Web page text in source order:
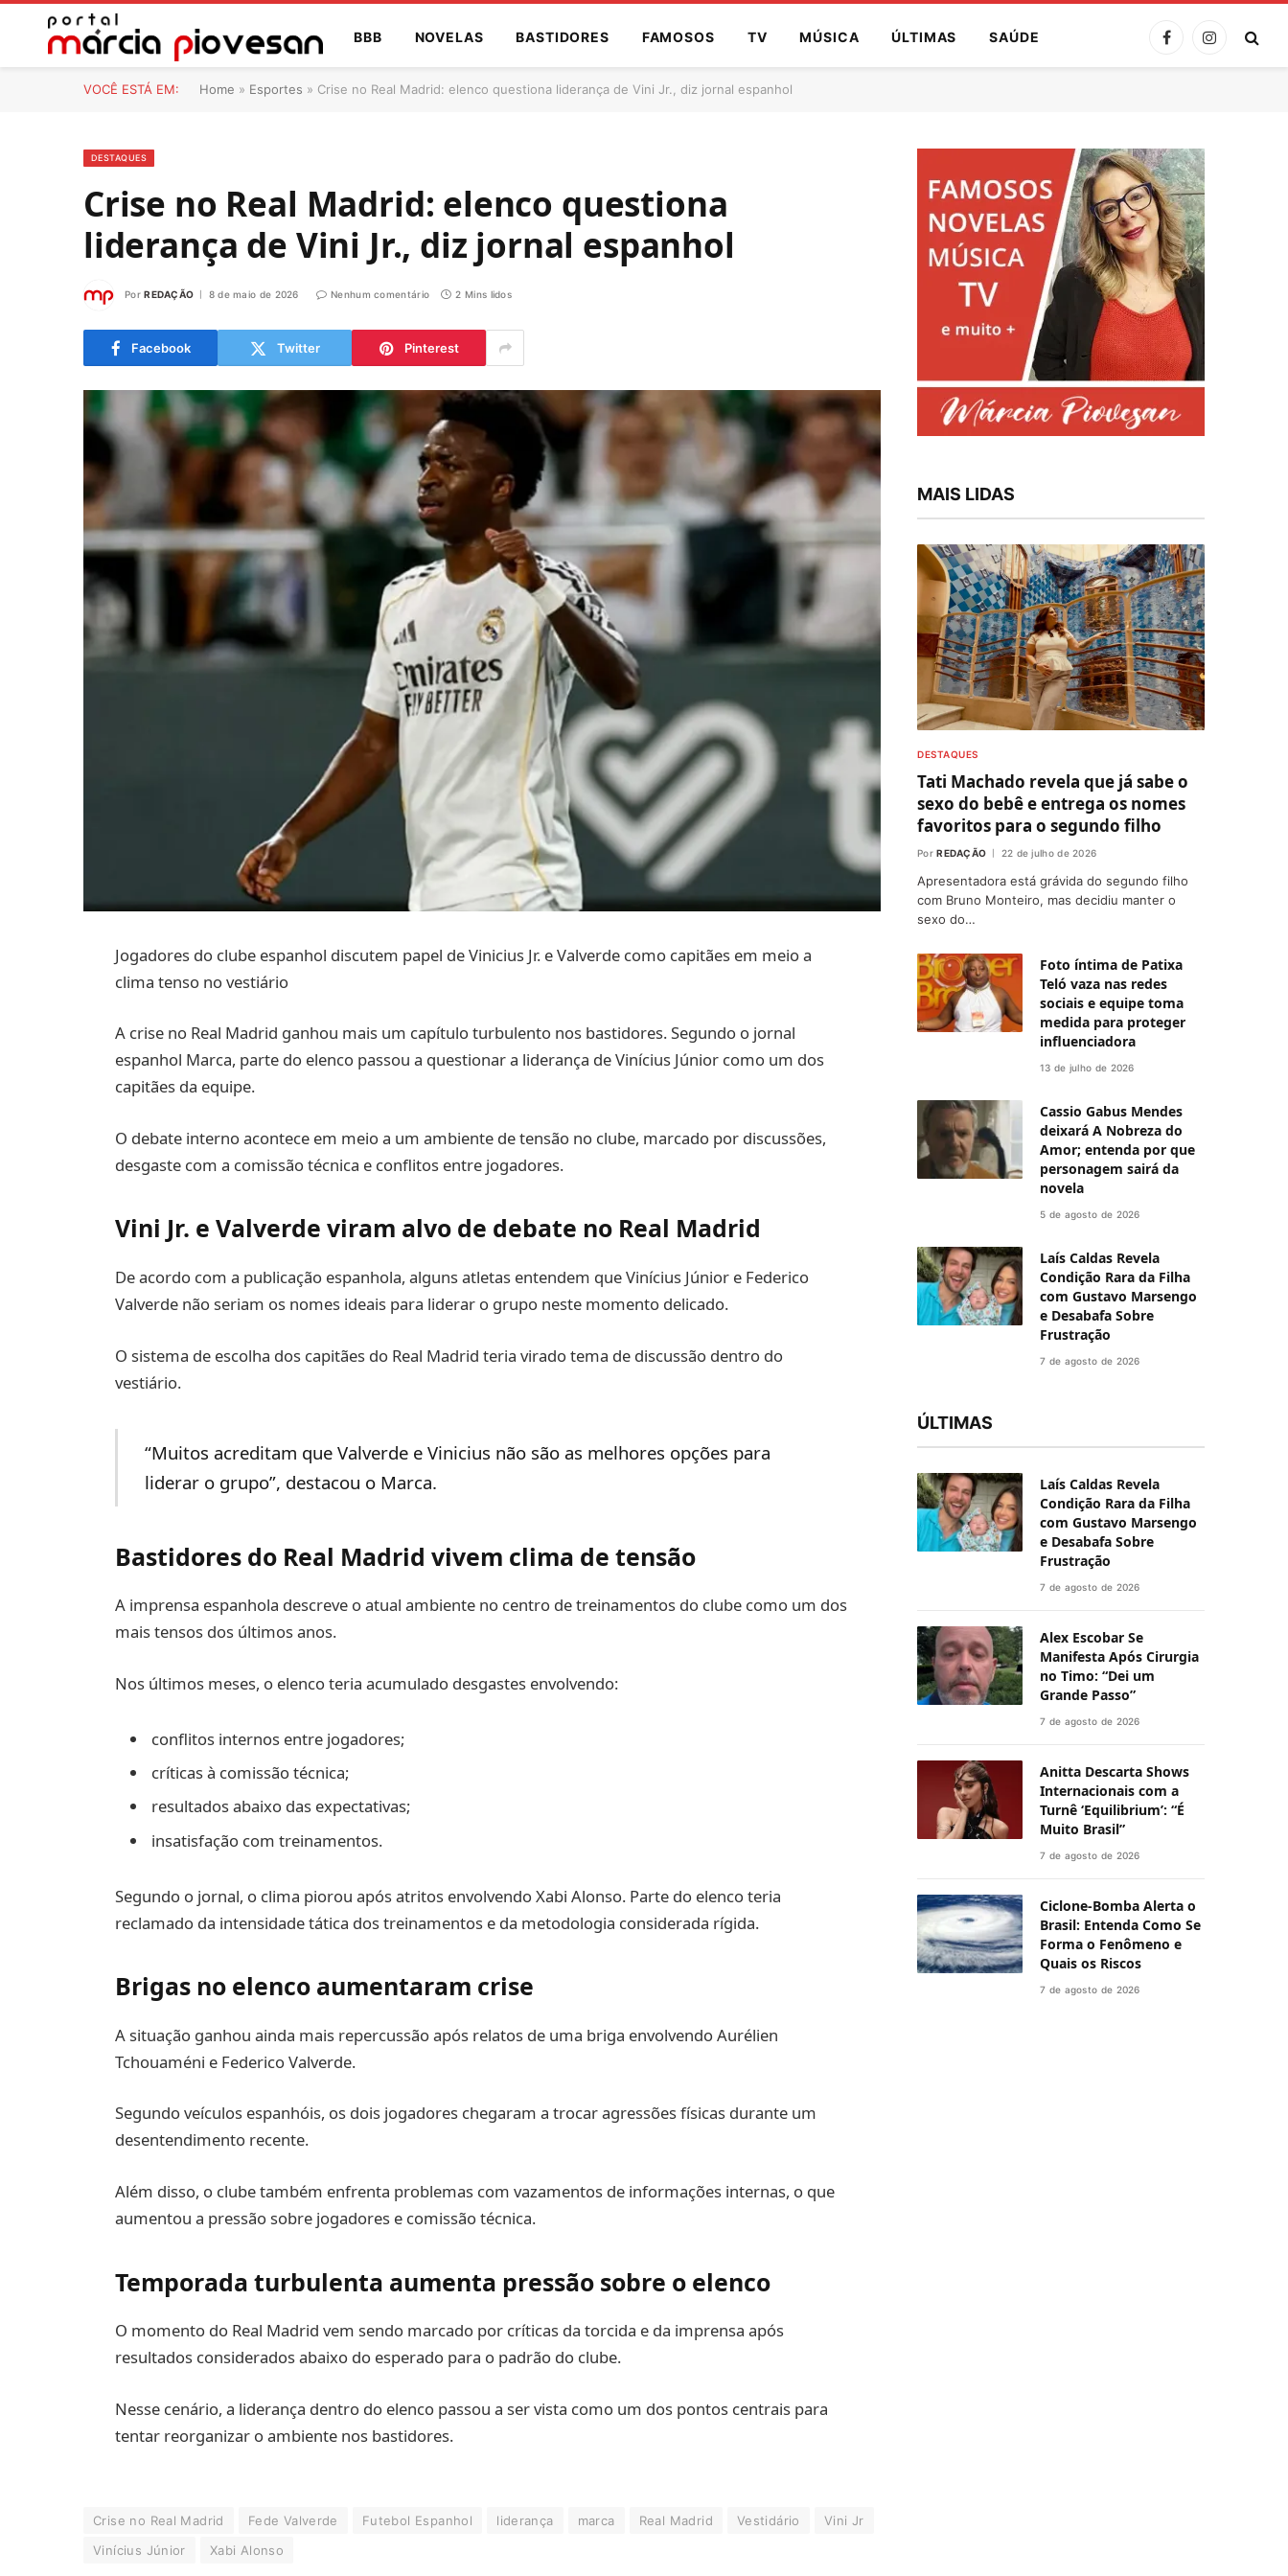
BBB NOVELAS BASTIDORES FAMOSOS TV MÚSICA ÚLTIMAS SAÚDE FacebookInstagram
VOCÊ ESTÁ EM: Home » Esportes » Crise no Real Madrid: elenco questiona liderança de Vini Jr., diz jornal espanhol
DESTAQUES
Crise no Real Madrid: elenco questiona
liderança de Vini Jr., diz jornal espanhol
Por REDAÇÃO 8 de maio de 2026 Nenhum comentário 2 Mins lidos
Facebook Twitter Pinterest
Jogadores do clube espanhol discutem papel de Vinicius Jr. e Valverde como capitães em meio a
clima tenso no vestiário
A crise no Real Madrid ganhou mais um capítulo turbulento nos bastidores. Segundo o jornal
espanhol Marca, parte do elenco passou a questionar a liderança de Vinícius Júnior como um dos
capitães da equipe.
O debate interno acontece em meio a um ambiente de tensão no clube, marcado por discussões,
desgaste com a comissão técnica e conflitos entre jogadores.
Vini Jr. e Valverde viram alvo de debate no Real Madrid
De acordo com a publicação espanhola, alguns atletas entendem que Vinícius Júnior e Federico
Valverde não seriam os nomes ideais para liderar o grupo neste momento delicado.
O sistema de escolha dos capitães do Real Madrid teria virado tema de discussão dentro do
vestiário.
“Muitos acreditam que Valverde e Vinicius não são as melhores opções para
liderar o grupo”, destacou o Marca.
Bastidores do Real Madrid vivem clima de tensão
A imprensa espanhola descreve o atual ambiente no centro de treinamentos do clube como um dos
mais tensos dos últimos anos.
Nos últimos meses, o elenco teria acumulado desgastes envolvendo:
conflitos internos entre jogadores;
críticas à comissão técnica;
resultados abaixo das expectativas;
insatisfação com treinamentos.
Segundo o jornal, o clima piorou após atritos envolvendo Xabi Alonso. Parte do elenco teria
reclamado da intensidade tática dos treinamentos e da metodologia considerada rígida.
Brigas no elenco aumentaram crise
A situação ganhou ainda mais repercussão após relatos de uma briga envolvendo Aurélien
Tchouaméni e Federico Valverde.
Segundo veículos espanhóis, os dois jogadores chegaram a trocar agressões físicas durante um
desentendimento recente.
Além disso, o clube também enfrenta problemas com vazamentos de informações internas, o que
aumentou a pressão sobre jogadores e comissão técnica.
Temporada turbulenta aumenta pressão sobre o elenco
O momento do Real Madrid vem sendo marcado por críticas da torcida e da imprensa após
resultados considerados abaixo do esperado para o padrão do clube.
Nesse cenário, a liderança dentro do elenco passou a ser vista como um dos pontos centrais para
tentar reorganizar o ambiente nos bastidores.
Crise no Real Madrid Fede Valverde Futebol Espanhol liderança marca Real Madrid Vestidário
Vini Jr
Vinícius Júnior
Xabi Alonso
MAIS LIDAS
DESTAQUES
Tati Machado revela que já sabe o
sexo do bebê e entrega os nomes
favoritos para o segundo filho
Por REDAÇÃO 22 de julho de 2026
Apresentadora está grávida do segundo filho
com Bruno Monteiro, mas decidiu manter o
sexo do…
Foto íntima de Patixa
Teló vaza nas redes
sociais e equipe toma
medida para proteger
influenciadora
13 de julho de 2026
Cassio Gabus Mendes
deixará A Nobreza do
Amor; entenda por que
personagem sairá da
novela
5 de agosto de 2026
Laís Caldas Revela
Condição Rara da Filha
com Gustavo Marsengo
e Desabafa Sobre
Frustração
7 de agosto de 2026
ÚLTIMAS
Laís Caldas Revela
Condição Rara da Filha
com Gustavo Marsengo
e Desabafa Sobre
Frustração
7 de agosto de 2026
Alex Escobar Se
Manifesta Após Cirurgia
no Timo: “Dei um
Grande Passo”
7 de agosto de 2026
Anitta Descarta Shows
Internacionais com a
Turnê ‘Equilibrium’: “É
Muito Brasil”
7 de agosto de 2026
Ciclone-Bomba Alerta o
Brasil: Entenda Como Se
Forma o Fenômeno e
Quais os Riscos
7 de agosto de 2026